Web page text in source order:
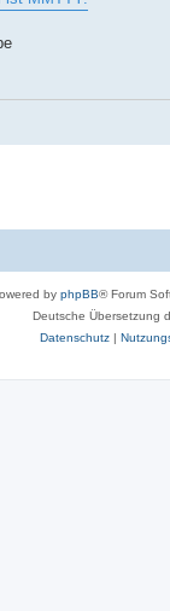
by phpBB® Forum
Deutsche Übersetzung
Datenschutz|